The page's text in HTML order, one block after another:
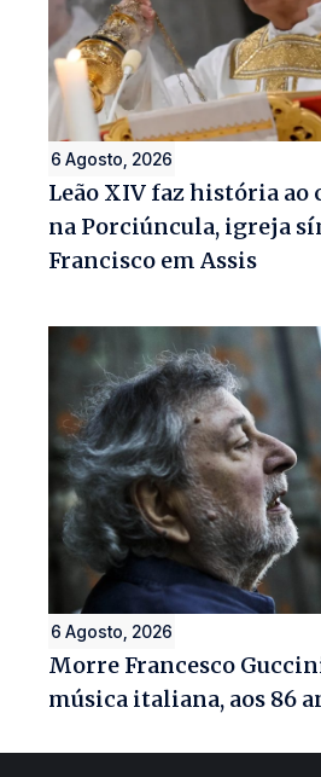
6 Agosto, 2026
Leão XIV faz história ao
na Porciúncula, igreja
Francisco em Assis
6 Agosto, 2026
Morre Francesco
música italiana, aos 86